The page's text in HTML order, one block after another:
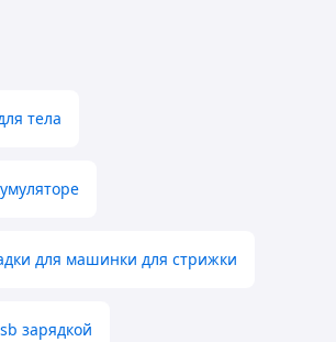
тела
для машинки для стрижки
зарядкой